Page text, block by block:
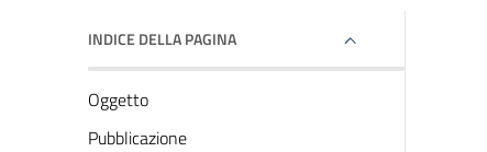
INDICE DELLA PAGINA
Oggetto
Pubblicazione